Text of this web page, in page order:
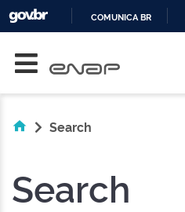
COMUNICA BR
Search
Search